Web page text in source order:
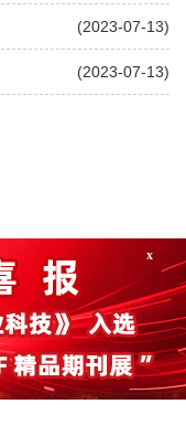
(2023-07-13)
(2023-07-13)